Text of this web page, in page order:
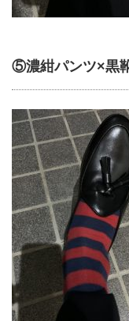
⑤濃紺パンツ×黒